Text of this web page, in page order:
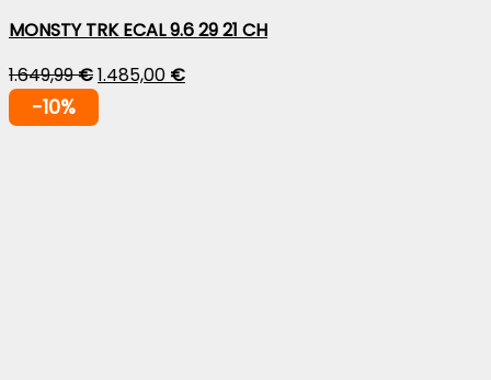
MONSTY TRK ECAL 9.6 29 21 CH
1.649,99€1.485,00 €
-10%